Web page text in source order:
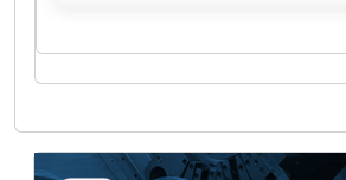
Hülsermann GME Rütger
Rütger Hülsermann GME Rütger
Hülsermann GME Rütger
Rütger Hülsermann GME Rütger